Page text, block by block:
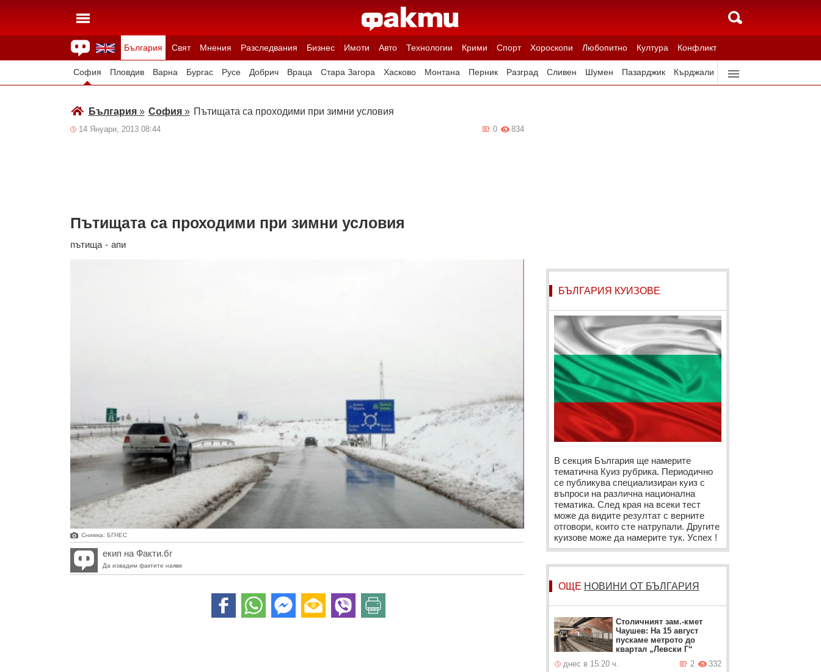
България Свят Мнения Разследвания Бизнес Имоти Авто Технологии Крими Спорт Хороскопи Любопитно Култура Конфликт
Здраве Времето Анкети Вицове Куизове
София Пловдив Варна Бургас Русе Добрич Враца Стара Загора Хасково Монтана Перник Разград Сливен Шумен Пазарджик Кърджали
България» София» Пътищата са проходими при зимни условия
14 Януари, 2013 08:44 834
0
Пътищата са проходими при зимни условия
пътища - апи
Снимка: БГНЕС
екип на Факти.бг
Да извадим фактите наяве
БЪЛГАРИЯ КУИЗОВЕ
В секция България ще намерите
тематична Куиз рубрика. Периодично
се публикува специализиран куиз с
въпроси на различна национална
тематика. След края на всеки тест
може да видите резултат с верните
отговори, които сте натрупали. Другите
куизове може да намерите тук. Успех !
ОЩЕ НОВИНИ ОТ БЪЛГАРИЯ
Столичният зам.-кмет
Чаушев: На 15 август
пускаме метрото до
квартал „Левски Г“
днес в 15:20 ч.
332
2